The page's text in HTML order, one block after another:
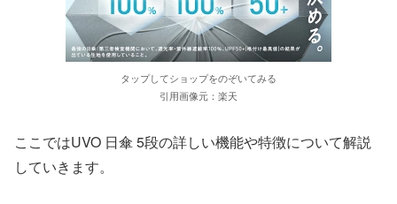
タップしてショップをのぞいてみる
引用画像元：楽天
ここではUVO 日傘 5段の詳しい機能や特徴について解説
していきます。